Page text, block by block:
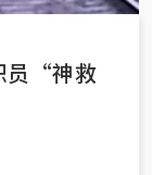
员“神救